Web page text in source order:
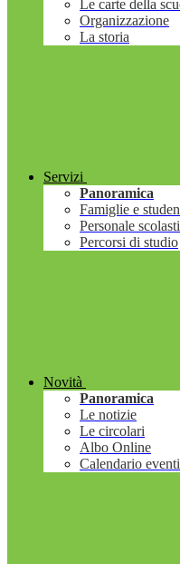
Le carte della
Organizzazione
La storia
Servizi
Panoramica
Famiglie e
Personale
Percorsi di studio
Novità
Panoramica
Le notizie
Le circolari
Albo Online
Calendario eventi